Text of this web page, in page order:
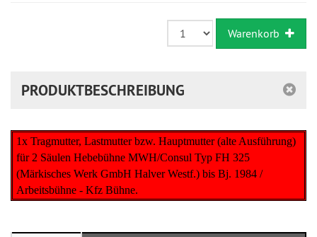
Warenkorb
PRODUKTBESCHREIBUNG
1x Tragmutter, Lastmutter bzw. Hauptmutter (alte Ausführung)
für 2 Säulen Hebebühne MWH/Consul Typ FH 325
(Märkisches Werk GmbH Halver Westf.) bis Bj. 1984 /
Arbeitsbühne - Kfz Bühne.